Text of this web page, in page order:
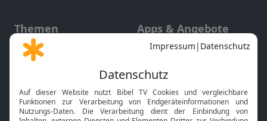
Themen
Gott und Bibel erklärt
Neuigkeiten
Apps & Angebote
Mobile App
Smart TV
HbbTV